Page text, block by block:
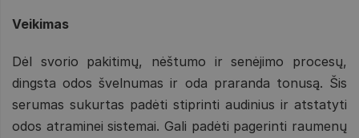
Veikimas
Dėl svorio pakitimų, nėštumo ir senėjimo procesų,
dingsta odos švelnumas ir oda praranda tonusą. Šis
serumas sukurtas padėti stiprinti audinius ir atstatyti
odos atraminei sistemai. Gali padėti pagerinti raumenų